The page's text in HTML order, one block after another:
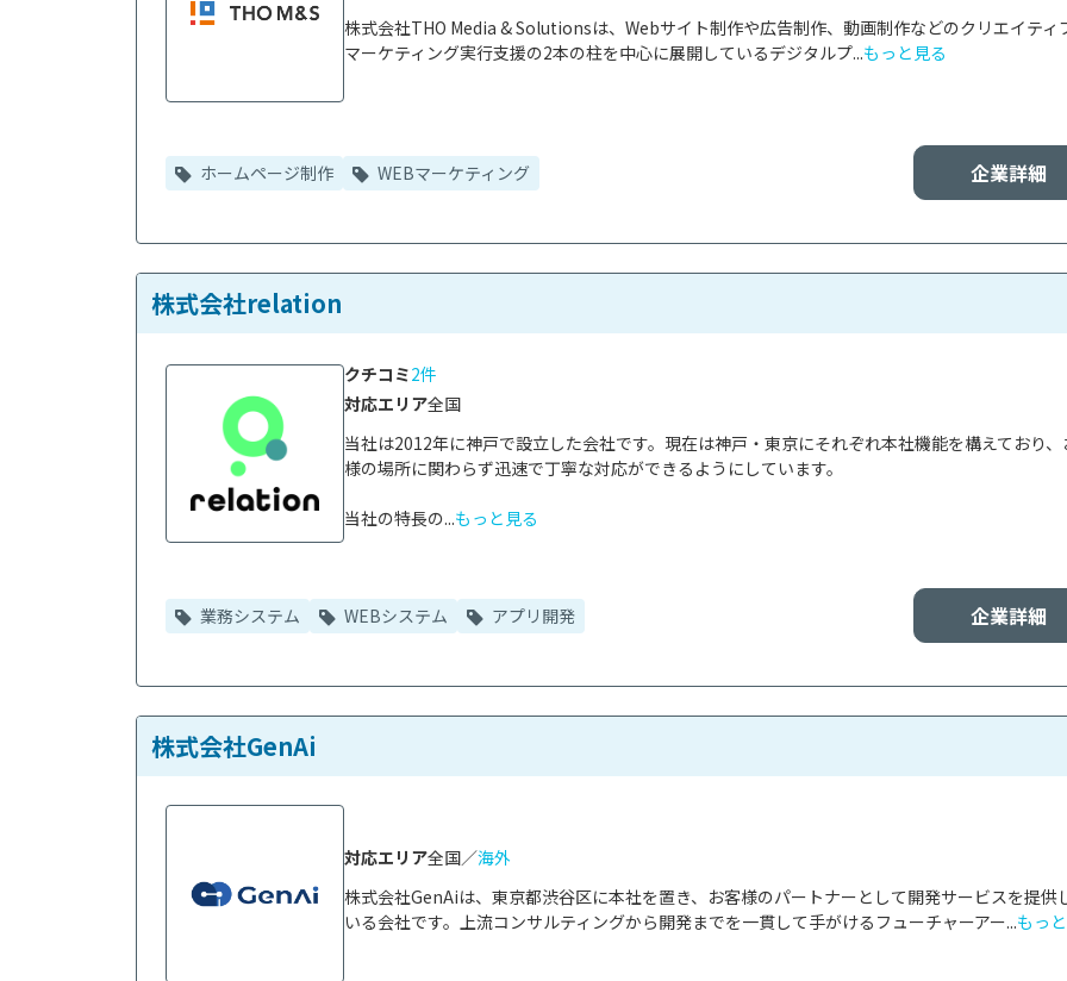
株式会社THO Media & Solutionsは、Webサイト制作や広告制作、動画制作などのクリエイティ
マーケティング実行支援の2本の柱を中心に展開しているデジタルプ...もっと見る
企業詳細
ホームページ制作 WEBマーケティング
株式会社relation
当社は2012年に神戸で設立した会社です。現在は神戸・東京にそれぞれ本社機能を構えており、
様の場所に関わらず迅速で丁寧な対応ができるようにしています。
当社の特長の...もっと見る
クチコミ2件
対応エリア全国
企業詳細
業務システム WEBシステム アプリ開発
株式会社GenAi
株式会社GenAiは、東京都渋谷区に本社を置き、お客様のパートナーとして開発サービスを提供
いる会社です。上流コンサルティングから開発までを一貫して手がけるフューチャーアー...もっ
対応エリア全国／海外